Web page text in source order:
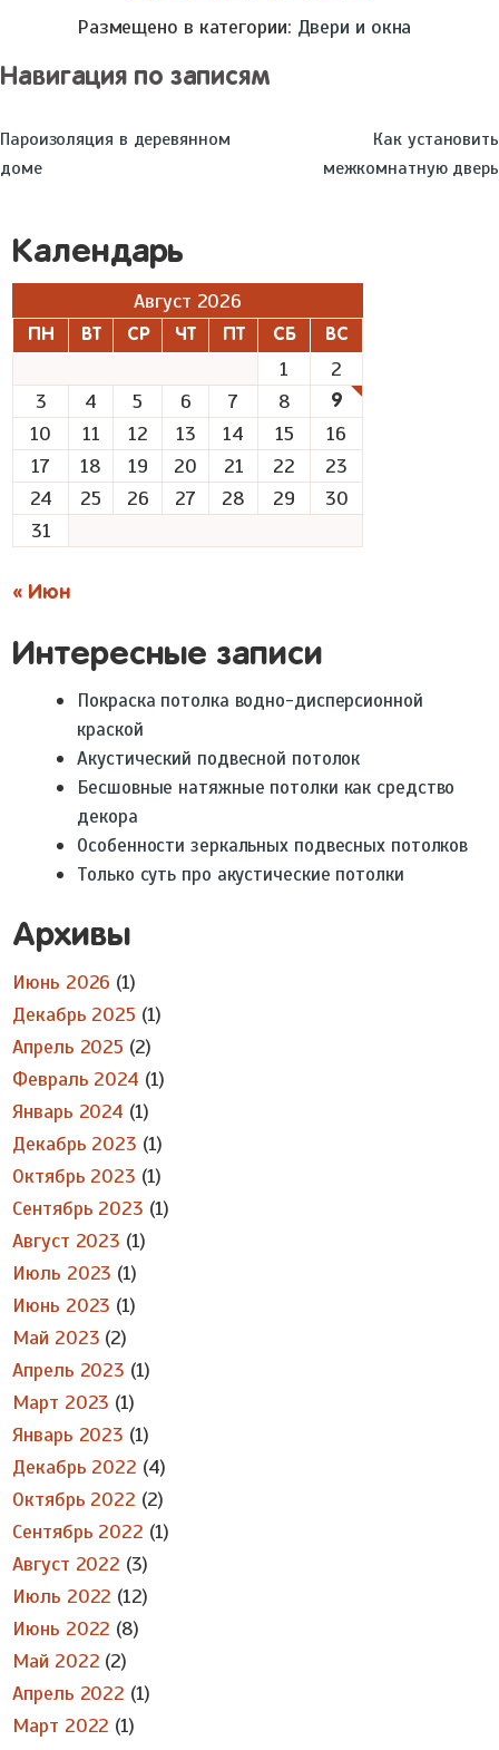
Размещено в категории: Двери и окна
Навигация по записям
Пароизоляция в деревянном
доме
Как установить
межкомнатную дверь
Календарь
Август 2026
ПН ВТ СР ЧТ ПТ СБ ВС
1
2
3
4 5 6 7 8 9
10 11 12 13 14 15
16
17
18 19 20 21 22
23
24
25 26 27 28 29
30
31
« Июн
Интересные записи
Покраска потолка водно-дисперсионной
краской
Акустический подвесной потолок
Бесшовные натяжные потолки как средство
декора
Особенности зеркальных подвесных потолков
Только суть про акустические потолки
Архивы
Июнь 2026 (1)
Декабрь 2025 (1)
Апрель 2025 (2)
Февраль 2024 (1)
Январь 2024 (1)
Декабрь 2023 (1)
Октябрь 2023 (1)
Сентябрь 2023 (1)
Август 2023 (1)
Июль 2023 (1)
Июнь 2023 (1)
Май 2023 (2)
Апрель 2023 (1)
Март 2023 (1)
Январь 2023 (1)
Декабрь 2022 (4)
Октябрь 2022 (2)
Сентябрь 2022 (1)
Август 2022 (3)
Июль 2022 (12)
Июнь 2022 (8)
Май 2022 (2)
Апрель 2022 (1)
Март 2022 (1)